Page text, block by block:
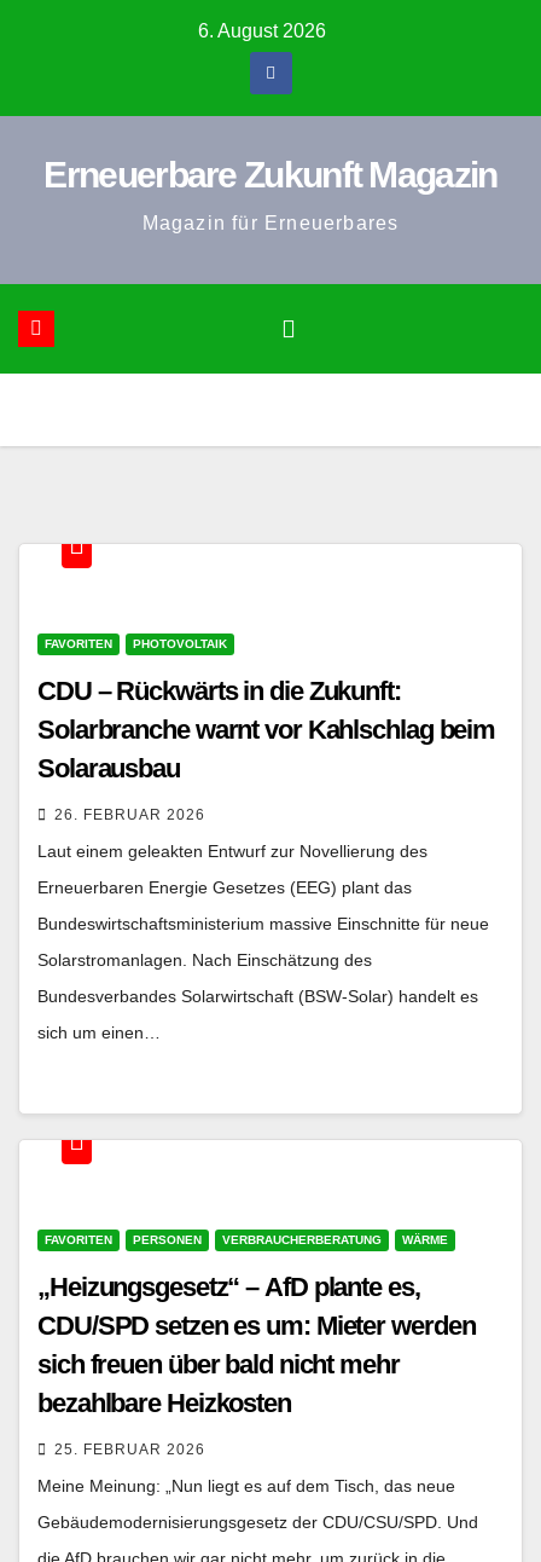
6. August 2026
Erneuerbare Zukunft Magazin
Magazin für Erneuerbares
FAVORITEN PHOTOVOLTAIK
CDU – Rückwärts in die Zukunft:
Solarbranche warnt vor Kahlschlag beim
Solarausbau
26. FEBRUAR 2026
Laut einem geleakten Entwurf zur Novellierung des
Erneuerbaren Energie Gesetzes (EEG) plant das
Bundeswirtschaftsministerium massive Einschnitte für neue
Solarstromanlagen. Nach Einschätzung des
Bundesverbandes Solarwirtschaft (BSW-Solar) handelt es
sich um einen…
FAVORITEN PERSONEN VERBRAUCHERBERATUNG WÄRME
„Heizungsgesetz“ – AfD plante es,
CDU/SPD setzen es um: Mieter werden
sich freuen über bald nicht mehr
bezahlbare Heizkosten
25. FEBRUAR 2026
Meine Meinung: „Nun liegt es auf dem Tisch, das neue
Gebäudemodernisierungsgesetz der CDU/CSU/SPD. Und